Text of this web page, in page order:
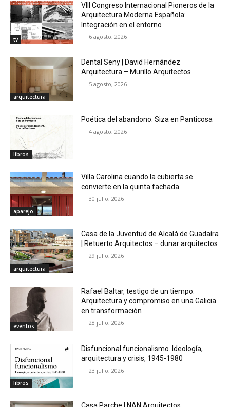
tv
VIII Congreso Internacional Pioneros de la
Arquitectura Moderna Española:
Integración en el entorno
6 agosto, 2026
arquitectura
Dental Seny | David Hernández
Arquitectura – Murillo Arquitectos
5 agosto, 2026
libros
Poética del abandono. Siza en Panticosa
4 agosto, 2026
aparejo
Villa Carolina cuando la cubierta se
convierte en la quinta fachada
30 julio, 2026
arquitectura
Casa de la Juventud de Alcalá de Guadaíra
| Retuerto Arquitectos – dunar arquitectos
29 julio, 2026
eventos
Rafael Baltar, testigo de un tiempo.
Arquitectura y compromiso en una Galicia
en transformación
28 julio, 2026
libros
Disfuncional funcionalismo. Ideología,
arquitectura y crisis, 1945-1980
23 julio, 2026